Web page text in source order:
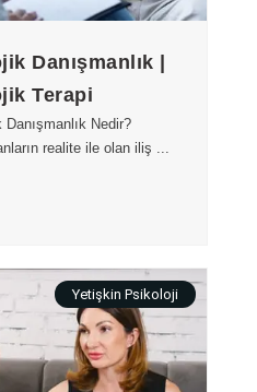
Danışmanlık |
Terapi
Nedir?
realite ile olan iliş ...
Yetişkin Psikoloji